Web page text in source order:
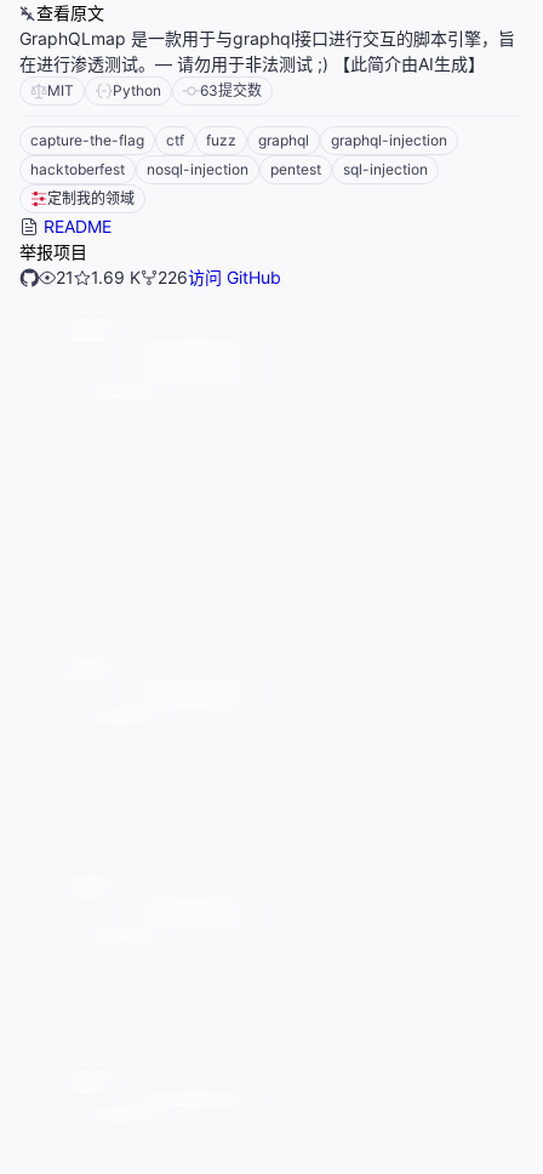
查看原文
GraphQLmap 是一款用于与graphql接口进行交互的脚本引擎，旨
在进行渗透测试。— 请勿用于非法测试 ;) 【此简介由AI生成】
MIT Python 63提交数
capture-the-flag ctf fuzz graphql
graphql-injection
hacktoberfest
nosql-injection pentest
sql-injection
定制我的领域
README
举报项目
21
1.69 K 226访问 GitHub